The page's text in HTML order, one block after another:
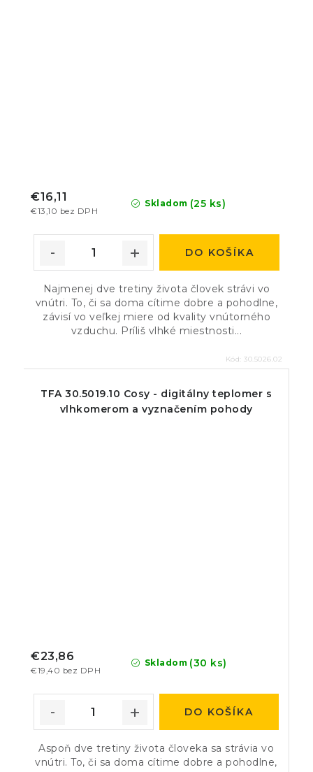
Skladom (25 ks)
€13,10 bez DPH
€16,11
DO KOŠÍKA
Najmenej dve tretiny života človek strávi vo
vnútri. To, či sa doma cítime dobre a pohodlne,
závisí vo veľkej miere od kvality vnútorného
vzduchu. Príliš vlhké miestnosti...
Kód: 30.5026.02
TFA 30.5019.10 Cosy - digitálny teplomer s
vlhkomerom a vyznačením pohody
Skladom (30 ks)
€19,40 bez DPH
€23,86
DO KOŠÍKA
Aspoň dve tretiny života človeka sa strávia vo
vnútri. To, či sa doma cítime dobre a pohodlne,